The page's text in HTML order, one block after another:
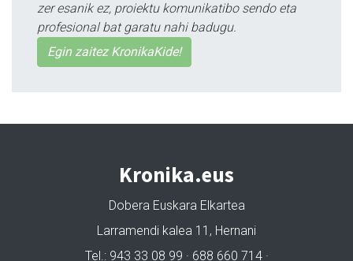
zer esanik ez, proiektu komunikatibo sendo eta
profesional bat garatu nahi badugu.
Egin zaitez KronikaKide!
Kronika.eus
Dobera Euskara Elkartea
Larramendi kalea 11, Hernani
Tel.: 943 33 08 99 · 688 660 714 ·